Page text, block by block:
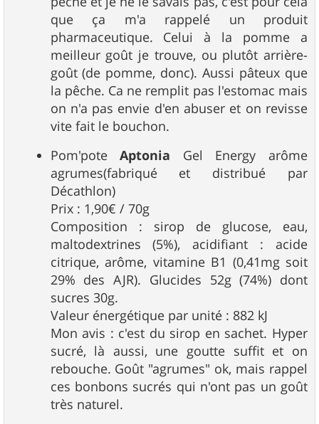
que ça m'a rappelé un produit
pharmaceutique. Celui à la pomme a
meilleur goût je trouve, ou plutôt arrière-
goût (de pomme, donc). Aussi pâteux que
la pêche. Ca ne remplit pas l'estomac mais
on n'a pas envie d'en abuser et on revisse
vite fait le bouchon.
Pom'poteAptonia Gel Energy arôme
agrumes(fabriqué et distribué par
Décathlon)
Prix : 1,90€ / 70g
Composition : sirop de glucose, eau,
maltodextrines (5%), acidifiant : acide
citrique, arôme, vitamine B1 (0,41mg soit
29% des AJR). Glucides 52g (74%) dont
sucres 30g.
Valeur énergétique par unité : 882 kJ
Mon avis : c'est du sirop en sachet. Hyper
sucré, là aussi, une goutte suffit et on
rebouche. Goût "agrumes" ok, mais rappel
ces bonbons sucrés qui n'ont pas un goût
très naturel.